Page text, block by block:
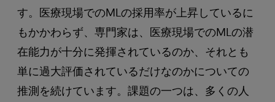
す。医療現場でのMLの採用率が上昇しているに
もかかわらず、専門家は、医療現場でのMLの潜
在能力が十分に発揮されているのか、それとも
単に過大評価されているだけなのかについての
推測を続けています。課題の一つは、多くの人